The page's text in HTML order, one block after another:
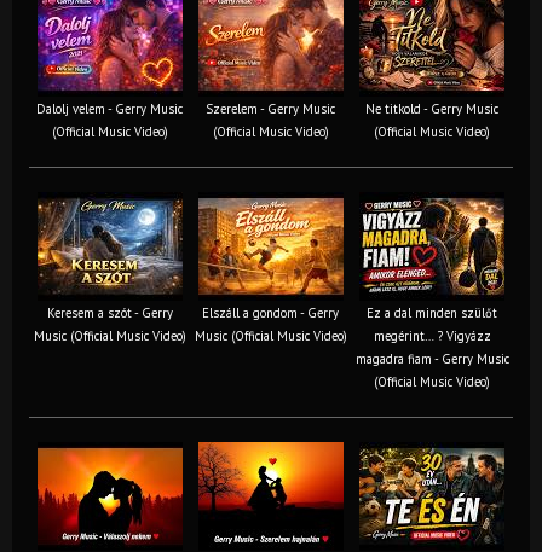
Dalolj velem - Gerry Music
(Official Music Video)
Szerelem - Gerry Music
(Official Music Video)
Ne titkold - Gerry Music
(Official Music Video)
Keresem a szót - Gerry
Music (Official Music Video)
Elszáll a gondom - Gerry
Music (Official Music Video)
Ez a dal minden szülőt
megérint… ? Vigyázz
magadra fiam - Gerry Music
(Official Music Video)